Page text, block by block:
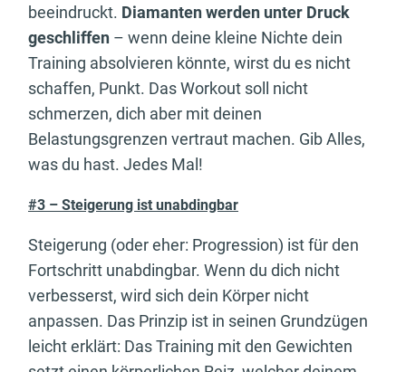
beeindruckt. Diamanten werden unter Druck
geschliffen – wenn deine kleine Nichte dein
Training absolvieren könnte, wirst du es nicht
schaffen, Punkt. Das Workout soll nicht
schmerzen, dich aber mit deinen
Belastungsgrenzen vertraut machen. Gib Alles,
was du hast. Jedes Mal!
#3 – Steigerung ist unabdingbar
Steigerung (oder eher: Progression) ist für den
Fortschritt unabdingbar. Wenn du dich nicht
verbesserst, wird sich dein Körper nicht
anpassen. Das Prinzip ist in seinen Grundzügen
leicht erklärt: Das Training mit den Gewichten